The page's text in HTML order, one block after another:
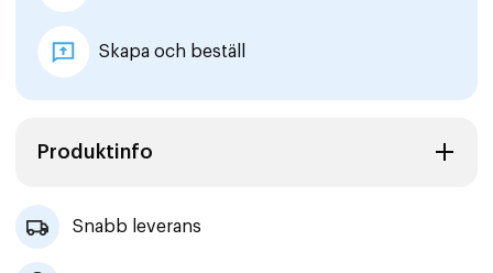
Skapa och beställ
Produktinfo
Snabb leverans